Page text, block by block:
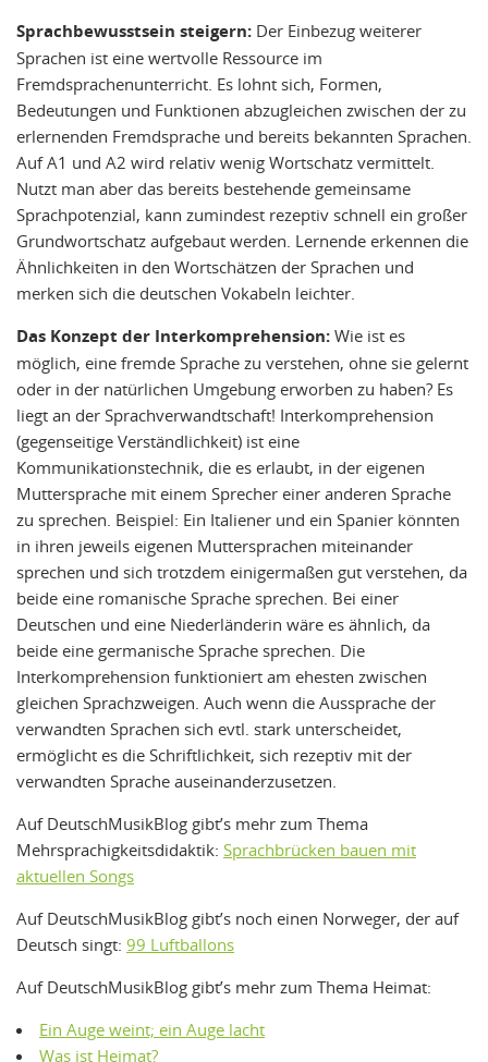
Sprachbewusstsein steigern: Der Einbezug weiterer
Sprachen ist eine wertvolle Ressource im
Fremdsprachenunterricht. Es lohnt sich, Formen,
Bedeutungen und Funktionen abzugleichen zwischen der zu
erlernenden Fremdsprache und bereits bekannten Sprachen.
Auf A1 und A2 wird relativ wenig Wortschatz vermittelt.
Nutzt man aber das bereits bestehende gemeinsame
Sprachpotenzial, kann zumindest rezeptiv schnell ein großer
Grundwortschatz aufgebaut werden. Lernende erkennen die
Ähnlichkeiten in den Wortschätzen der Sprachen und
merken sich die deutschen Vokabeln leichter.
Das Konzept der Interkomprehension: Wie ist es
möglich, eine fremde Sprache zu verstehen, ohne sie gelernt
oder in der natürlichen Umgebung erworben zu haben? Es
liegt an der Sprachverwandtschaft! Interkomprehension
(gegenseitige Verständlichkeit) ist eine
Kommunikationstechnik, die es erlaubt, in der eigenen
Muttersprache mit einem Sprecher einer anderen Sprache
zu sprechen. Beispiel: Ein Italiener und ein Spanier könnten
in ihren jeweils eigenen Muttersprachen miteinander
sprechen und sich trotzdem einigermaßen gut verstehen, da
beide eine romanische Sprache sprechen. Bei einer
Deutschen und eine Niederländerin wäre es ähnlich, da
beide eine germanische Sprache sprechen. Die
Interkomprehension funktioniert am ehesten zwischen
gleichen Sprachzweigen. Auch wenn die Aussprache der
verwandten Sprachen sich evtl. stark unterscheidet,
ermöglicht es die Schriftlichkeit, sich rezeptiv mit der
verwandten Sprache auseinanderzusetzen.
Auf DeutschMusikBlog gibt’s mehr zum Thema
Mehrsprachigkeitsdidaktik: Sprachbrücken bauen mit
aktuellen Songs
Auf DeutschMusikBlog gibt’s noch einen Norweger, der auf
Deutsch singt: 99 Luftballons
Auf DeutschMusikBlog gibt’s mehr zum Thema Heimat:
Ein Auge weint; ein Auge lacht
Was ist Heimat?